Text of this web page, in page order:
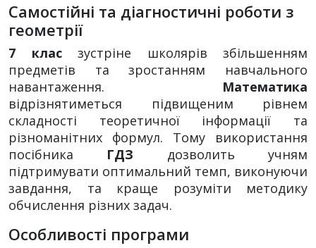
Самостійні та діагностичні роботи з
геометрії
7 класзустріне школярів збільшенням
предметів та зростанням навчального
навантаження. Математика
відрізнятиметься підвищеним рівнем
складності теоретичної інформації та
різноманітних формул. Тому використання
посібника ГДЗ дозволить учням
підтримувати оптимальний темп, виконуючи
завдання, та краще розуміти методику
обчислення різних задач.
Особливості програми